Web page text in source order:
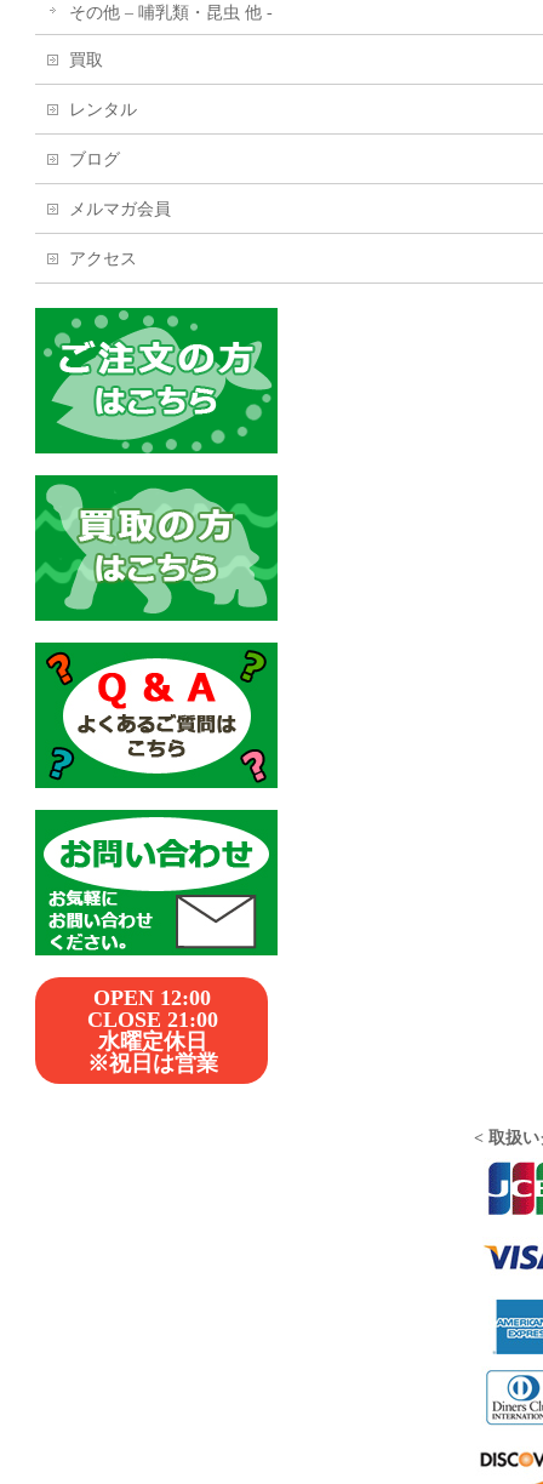
その他 – 哺乳類・昆虫 他 -
買取
レンタル
ブログ
メルマガ会員
アクセス
OPEN 12:00
CLOSE 21:00
水曜定休日
※祝日は営業
< 取扱